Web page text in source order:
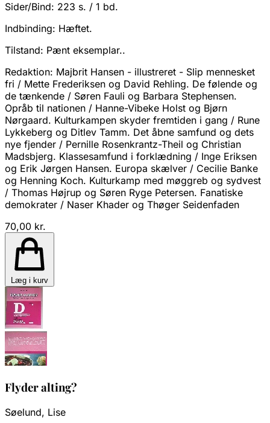
Sider/Bind: 223 s. / 1 bd.
Indbinding: Hæftet.
Tilstand: Pænt eksemplar..
Redaktion: Majbrit Hansen - illustreret - Slip mennesket
fri / Mette Frederiksen og David Rehling. De følende og
de tænkende / Søren Fauli og Barbara Stephensen.
Opråb til nationen / Hanne-Vibeke Holst og Bjørn
Nørgaard. Kulturkampen skyder fremtiden i gang / Rune
Lykkeberg og Ditlev Tamm. Det åbne samfund og dets
nye fjender / Pernille Rosenkrantz-Theil og Christian
Madsbjerg. Klassesamfund i forklædning / Inge Eriksen
og Erik Jørgen Hansen. Europa skælver / Cecilie Banke
og Henning Koch. Kulturkamp med møggreb og sydvest
/ Thomas Højrup og Søren Ryge Petersen. Fanatiske
demokrater / Naser Khader og Thøger Seidenfaden
70,00 kr.
Læg i kurv
Flyder alting?
Søelund, Lise